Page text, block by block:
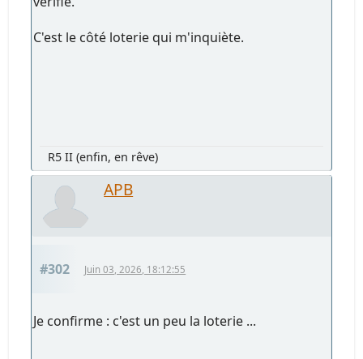
C'est le côté loterie qui m'inquiète.
R5 II (enfin, en rêve)
APB
#302 Juin 03, 2026, 18:12:55
Je confirme : c'est un peu la loterie ...